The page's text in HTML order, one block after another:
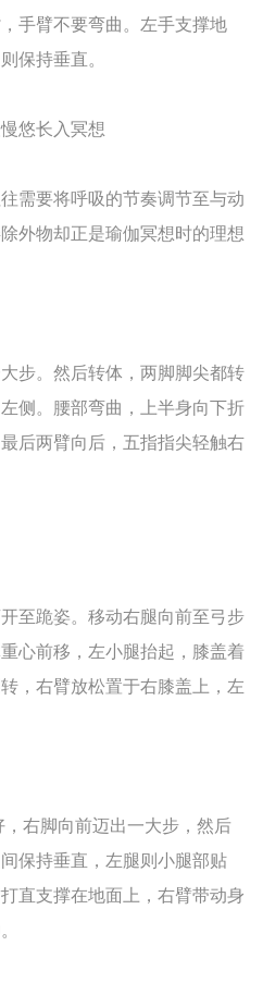
手臂不要弯曲。左手支撑地
保持垂直。
悠长入冥想
需要将呼吸的节奏调节至与动
外物却正是瑜伽冥想时的理想
步。然后转体，两脚脚尖都转
侧。腰部弯曲，上半身向下折
后两臂向后，五指指尖轻触右
至跪姿。移动右腿向前至弓步
心前移，左小腿抬起，膝盖着
，右臂放松置于右膝盖上，左
右脚向前迈出一大步，然后
保持垂直，左腿则小腿部贴
直支撑在地面上，右臂带动身